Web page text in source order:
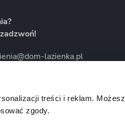
treści i reklam. Możesz
zgody.
lazienka.pl